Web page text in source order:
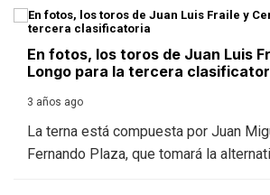
En fotos, los toros de Juan Luis
Longo para la tercera
3 años ago
La terna está compuesta por Juan
Fernando Plaza, que tomará la